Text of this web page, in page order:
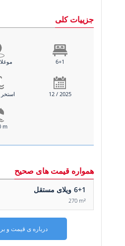
جزییات کلی
6+1
12 / 2025
m
همواره قیمت های صحیح
6+1 ویلای مستقل
270 m²
درباره ی قیمت و